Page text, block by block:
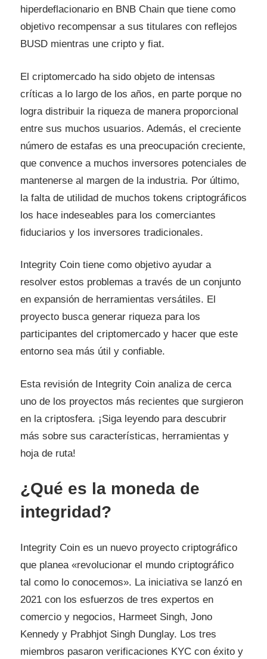
hiperdeflacionario en BNB Chain que tiene como
objetivo recompensar a sus titulares con reflejos
BUSD mientras une cripto y fiat.
El criptomercado ha sido objeto de intensas
críticas a lo largo de los años, en parte porque no
logra distribuir la riqueza de manera proporcional
entre sus muchos usuarios. Además, el creciente
número de estafas es una preocupación creciente,
que convence a muchos inversores potenciales de
mantenerse al margen de la industria. Por último,
la falta de utilidad de muchos tokens criptográficos
los hace indeseables para los comerciantes
fiduciarios y los inversores tradicionales.
Integrity Coin tiene como objetivo ayudar a
resolver estos problemas a través de un conjunto
en expansión de herramientas versátiles. El
proyecto busca generar riqueza para los
participantes del criptomercado y hacer que este
entorno sea más útil y confiable.
Esta revisión de Integrity Coin analiza de cerca
uno de los proyectos más recientes que surgieron
en la criptosfera. ¡Siga leyendo para descubrir
más sobre sus características, herramientas y
hoja de ruta!
¿Qué es la moneda de
integridad?
Integrity Coin es un nuevo proyecto criptográfico
que planea «revolucionar el mundo criptográfico
tal como lo conocemos». La iniciativa se lanzó en
2021 con los esfuerzos de tres expertos en
comercio y negocios, Harmeet Singh, Jono
Kennedy y Prabhjot Singh Dunglay. Los tres
miembros pasaron verificaciones KYC con éxito y